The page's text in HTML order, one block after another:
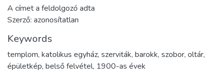
A címet a feldolgozó adta
Szerző: azonosítatlan
Keywords
templom, katolikus egyház, szerviták, barokk, szobor, oltár,
épületkép, belső felvétel, 1900-as évek